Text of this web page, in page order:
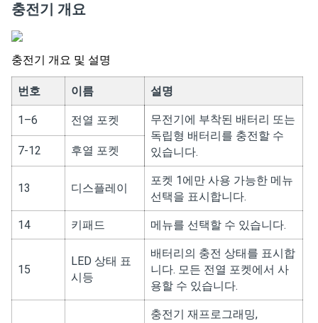
충전기 개요
충전기 개요 및 설명
번호 이름 설명
1–6 전열 포켓
무전기에 부착된 배터리 또는
독립형 배터리를 충전할 수
있습니다.
7-12 후열 포켓
13 디스플레이
포켓 1에만 사용 가능한 메뉴
선택을 표시합니다.
14 키패드 메뉴를 선택할 수 있습니다.
15
LED 상태 표
시등
배터리의 충전 상태를 표시합
니다. 모든 전열 포켓에서 사
용할 수 있습니다.
충전기 재프로그래밍,